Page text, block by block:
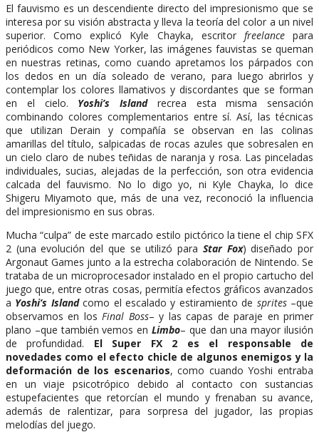
El fauvismo es un descendiente directo del impresionismo que se
interesa por su visión abstracta y lleva la teoría del color a un nivel
superior. Como explicó Kyle Chayka, escritor freelancepara
periódicos como New Yorker, las imágenes fauvistas se queman
en nuestras retinas, como cuando apretamos los párpados con
los dedos en un día soleado de verano, para luego abrirlos y
contemplar los colores llamativos y discordantes que se forman
en el cielo. Yoshi’s Island
recrea esta misma sensación
combinando colores complementarios entre sí. Así, las técnicas
que utilizan Derain y compañía se observan en las colinas
amarillas del título, salpicadas de rocas azules que sobresalen en
un cielo claro de nubes teñidas de naranja y rosa. Las pinceladas
individuales, sucias, alejadas de la perfección, son otra evidencia
calcada del fauvismo. No lo digo yo, ni Kyle Chayka, lo dice
Shigeru Miyamoto que, más de una vez, reconoció la influencia
del impresionismo en sus obras.
Mucha “culpa” de este marcado estilo pictórico la tiene el chip SFX
2 (una evolución del que se utilizó para Star Fox) diseñado por
Argonaut Games junto a la estrecha colaboración de Nintendo. Se
trataba de un microprocesador instalado en el propio cartucho del
juego que, entre otras cosas, permitía efectos gráficos avanzados
a Yoshi’s Island como el escalado y estiramiento de sprites–que
observamos en los Final Boss– y las capas de paraje en primer
plano –que también vemos en Limbo– que dan una mayor ilusión
de profundidad. El Super FX 2 es el responsable de
novedades como el efecto chicle de algunos enemigos y la
deformación de los escenarios, como cuando Yoshi entraba
en un viaje psicotrópico debido al contacto con sustancias
estupefacientes que retorcían el mundo y frenaban su avance,
además de ralentizar, para sorpresa del jugador, las propias
melodías del juego.